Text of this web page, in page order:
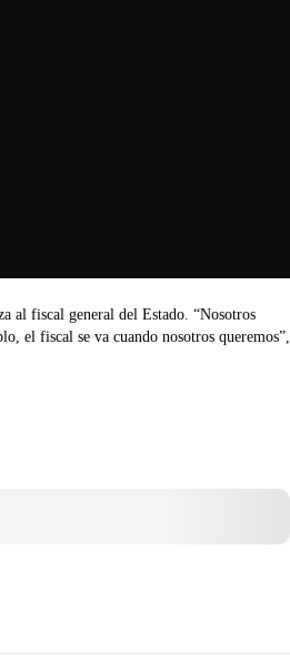
al fiscal general del Estado. “Nosotros
el fiscal se va cuando nosotros queremos”,